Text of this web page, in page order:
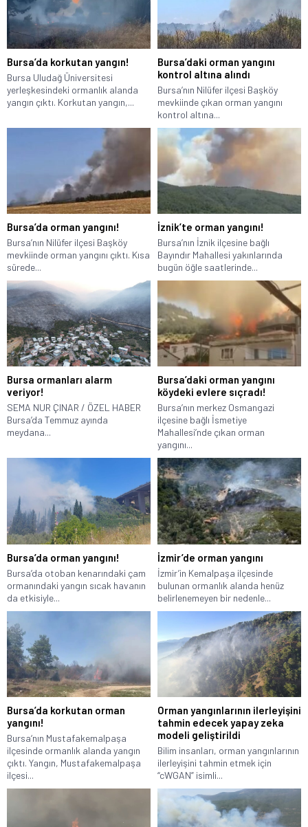
Bursa’da korkutan yangın!
Bursa Uludağ Üniversitesi
yerleşkesindeki ormanlık alanda
yangın çıktı. Korkutan yangın,...
Bursa’daki orman yangını
kontrol altına alındı
Bursa’nın Nilüfer ilçesi Başköy
mevkiinde çıkan orman yangını
kontrol altına...
Bursa’da orman yangını!
Bursa’nın Nilüfer ilçesi Başköy
mevkiinde orman yangını çıktı. Kısa
sürede...
İznik’te orman yangını!
Bursa’nın İznik ilçesine bağlı
Bayındır Mahallesi yakınlarında
bugün öğle saatlerinde...
Bursa ormanları alarm
veriyor!
SEMA NUR ÇINAR / ÖZEL HABER
Bursa’da Temmuz ayında
meydana...
Bursa’daki orman yangını
köydeki evlere sıçradı!
Bursa’nın merkez Osmangazi
ilçesine bağlı İsmetiye
Mahallesi’nde çıkan orman
yangını...
Bursa’da orman yangını!
Bursa’da otoban kenarındaki çam
ormanındaki yangın sıcak havanın
da etkisiyle...
İzmir’de orman yangını
İzmir’in Kemalpaşa ilçesinde
bulunan ormanlık alanda henüz
belirlenemeyen bir nedenle...
Bursa’da korkutan orman
yangını!
Bursa‘nın Mustafakemalpaşa
ilçesinde ormanlık alanda yangın
çıktı. Yangın, Mustafakemalpaşa
ilçesi...
Orman yangınlarının ilerleyişini
tahmin edecek yapay zeka
modeli geliştirildi
Bilim insanları, orman yangınlarının
ilerleyişini tahmin etmek için
“cWGAN” isimli...